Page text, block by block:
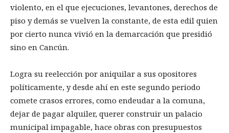
violento, en el que ejecuciones, levantones, derechos de
piso y demás se vuelven la constante, de esta edil quien
por cierto nunca vivió en la demarcación que presidió
sino en Cancún.
Logra su reelección por aniquilar a sus opositores
políticamente, y desde ahí en este segundo periodo
comete crasos errores, como endeudar a la comuna,
dejar de pagar alquiler, querer construir un palacio
municipal impagable, hace obras con presupuestos